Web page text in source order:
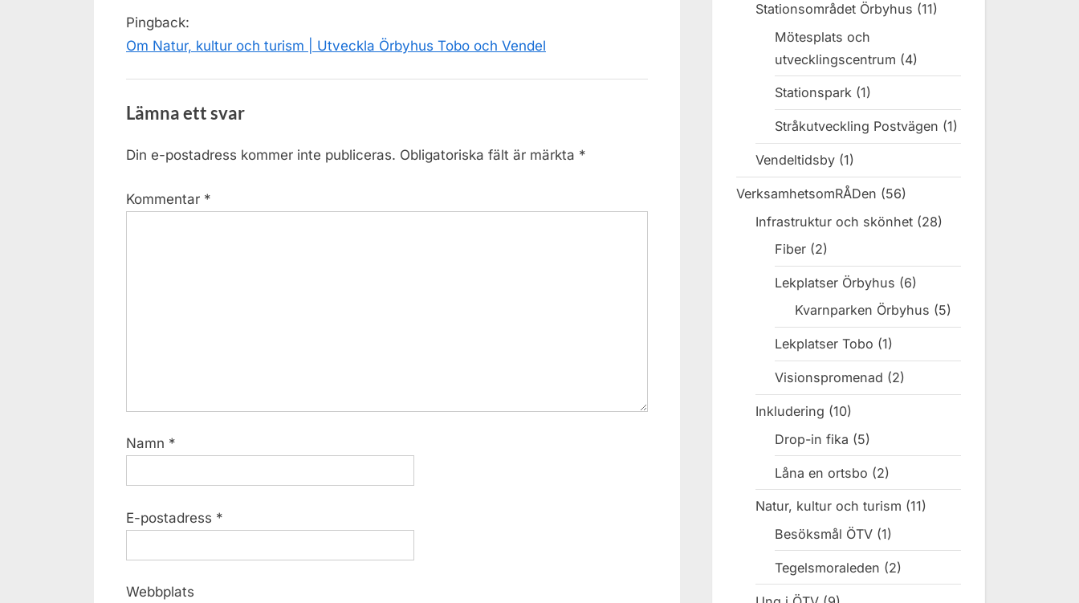
u
s
P
s
t
t
:
intressemöte
Vendelsjön-
Årummet
Pingback:
Om Natur, kultur och turism | Utveckla Örbyhus Tobo och Vendel
Lämna ett svar
Din e-postadress kommer inte publiceras. Obligatoriska fält är märkta *
Kommentar *
Namn *
E-postadress *
Webbplats
Stationsområdet Örbyhus (11)
Mötesplats och
utvecklingscentrum (4)
Stationspark (1)
Stråkutveckling Postvägen (1)
Vendeltidsby (1)
VerksamhetsomRÅDen (56)
Infrastruktur och skönhet (28)
Fiber (2)
Lekplatser Örbyhus (6)
Kvarnparken Örbyhus (5)
Lekplatser Tobo (1)
Visionspromenad (2)
Inkludering (10)
Drop-in fika (5)
Låna en ortsbo (2)
Natur, kultur och turism (11)
Besöksmål ÖTV (1)
Tegelsmoraleden (2)